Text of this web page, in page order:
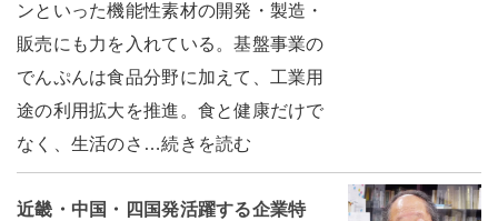
ンといった機能性素材の開発・製造・
販売にも力を入れている。基盤事業の
でんぷんは食品分野に加えて、工業用
途の利用拡大を推進。食と健康だけで
なく、生活のさ…続きを読む
近畿・中国・四国発活躍する企業特